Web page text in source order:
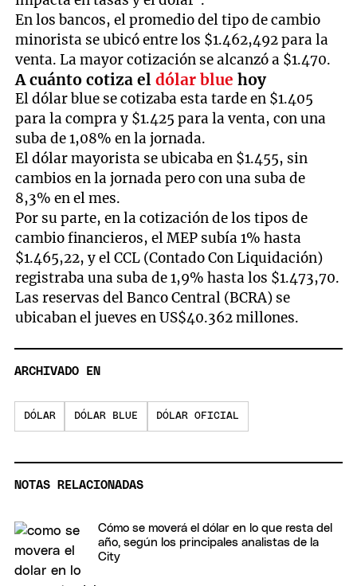
En los bancos, el promedio del tipo de cambio
minorista se ubicó entre los $1.462,492 para la
venta. La mayor cotización se alcanzó a $1.470.
A cuánto cotiza eldólar blue hoy
El dólar blue se cotizaba esta tarde en $1.405
para la compra y $1.425 para la venta, con una
suba de 1,08% en la jornada.
El dólar mayorista se ubicaba en $1.455, sin
cambios en la jornada pero con una suba de
8,3% en el mes.
Por su parte, en la cotización de los tipos de
cambio financieros, el MEP subía 1% hasta
$1.465,22, y el CCL (Contado Con Liquidación)
registraba una suba de 1,9% hasta los $1.473,70.
Las reservas del Banco Central (BCRA) se
ubicaban el jueves en US$40.362 millones.
ARCHIVADO EN
DÓLAR DÓLAR BLUE DÓLAR OFICIAL
NOTAS RELACIONADAS
Cómo se moverá el dólar en lo que resta del
año, según los principales analistas de la
City